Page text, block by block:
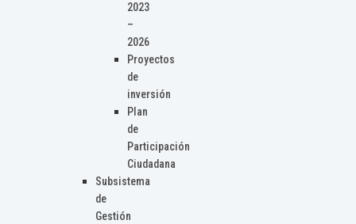
2023
–
2026
Proyectos
de
inversión
Plan
de
Participación
Ciudadana
Subsistema
de
Gestión